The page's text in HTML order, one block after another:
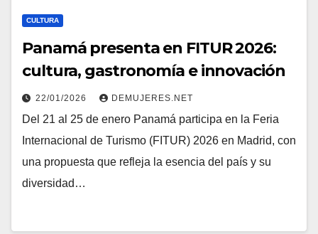
CULTURA
Panamá presenta en FITUR 2026:
cultura, gastronomía e innovación
22/01/2026 DEMUJERES.NET
Del 21 al 25 de enero Panamá participa en la Feria
Internacional de Turismo (FITUR) 2026 en Madrid, con
una propuesta que refleja la esencia del país y su
diversidad…